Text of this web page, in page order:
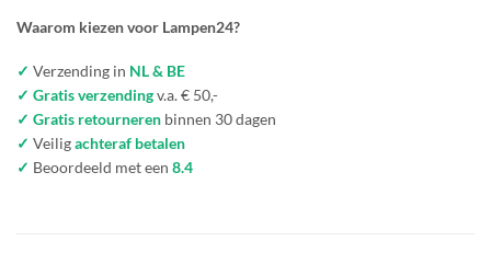
Waarom kiezen voor Lampen24?
✓ Verzending in NL & BE
✓ Gratis verzendingv.a. € 50,-
✓ Gratis retourneren binnen 30 dagen
✓ Veiligachteraf betalen
✓ Beoordeeld met een 8.4